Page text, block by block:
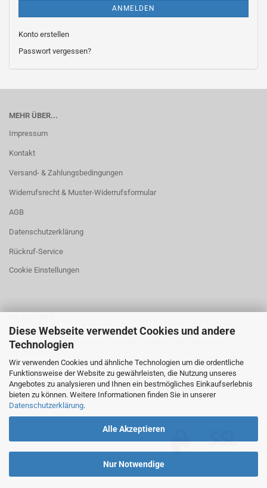
Diese Webseite verwendet Cookies und andere
Technologien
Wir verwenden Cookies und ähnliche Technologien um die ordentliche
Funktionsweise der Website zu gewährleisten, die Nutzung unseres
Angebotes zu analysieren und Ihnen ein bestmögliches Einkaufserlebnis
bieten zu können. Weitere Informationen finden Sie in unserer
Datenschutzerklärung.
Alle Akzeptieren
Nur Notwendige
ANMELDEN
Konto erstellen
Passwort vergessen?
MEHR ÜBER...
Impressum
Kontakt
Versand- & Zahlungsbedingungen
Widerrufsrecht & Muster-Widerrufsformular
AGB
Datenschutzerklärung
Rückruf-Service
Cookie Einstellungen
Neuigkeiten und Meinungen auch täglich aktuell unter